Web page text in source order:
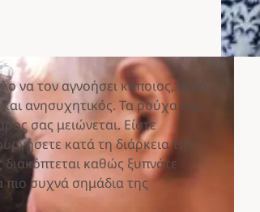
να τον αγνοήσει κάποιος, αλλά
ανησυχητικός. Τα ρούχα σας
σας μειώνεται. Είστε
κατά τη διάρκεια της
καθώς ξυπνάτε
πιο συχνά σημάδια της